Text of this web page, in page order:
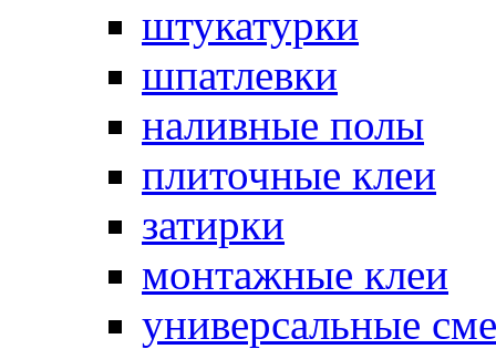
штукатурки
шпатлевки
наливные полы
плиточные клеи
затирки
монтажные клеи
универсальные